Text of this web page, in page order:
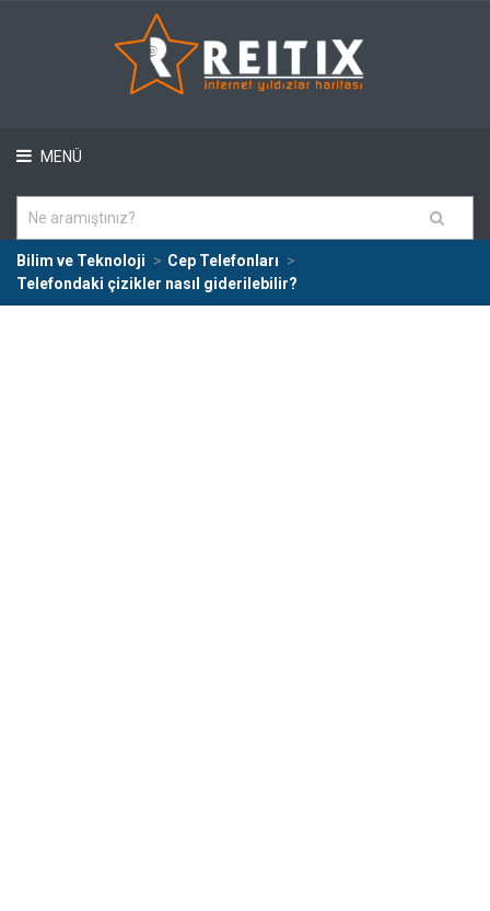
MENÜ
Bilim ve Teknoloji
Cep Telefonları
Telefondaki çizikler nasıl giderilebilir?